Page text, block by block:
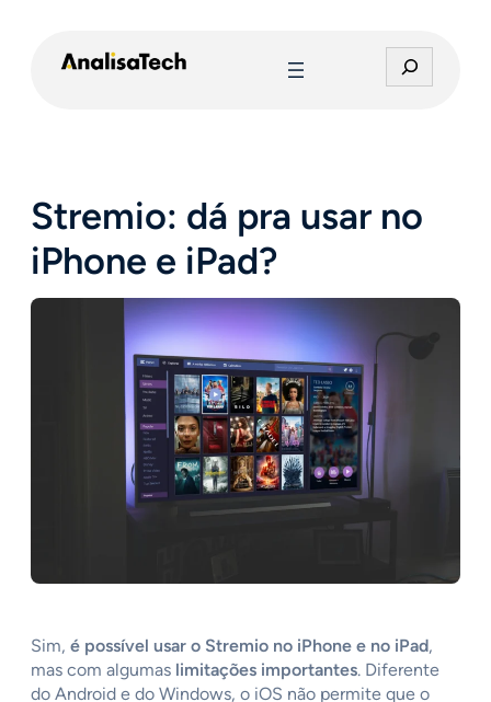
e
a
Stremio: dá pra usar no
iPhone e iPad?
Sim, é possível usar o Stremio no iPhone e no iPad,
mas com algumas limitações importantes. Diferente
do Android e do Windows, o iOS não permite que o